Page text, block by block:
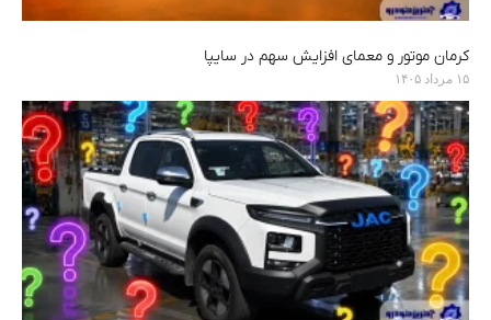
کرمان موتور و معمای افزایش سهم در سایپا
۱۵ مرداد ۱۴۰۵